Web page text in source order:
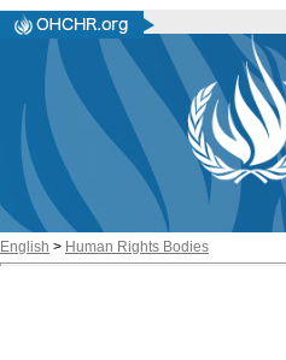
English > Human Rights Bodies